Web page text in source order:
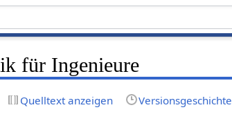
für Ingenieure
Quelltext anzeigen Versionsgeschichte